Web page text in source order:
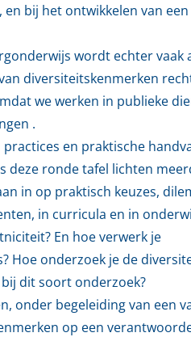
bij het ontwikkelen van
wordt echter vaak
diversiteitskenmerken
we werken in publieke
.
en praktische
deze ronde tafel lichten
in op praktisch keuzes,
in curricula en in
En hoe verwerk je
Hoe onderzoek je de
dit soort onderzoek?
onder begeleiding van een
op een